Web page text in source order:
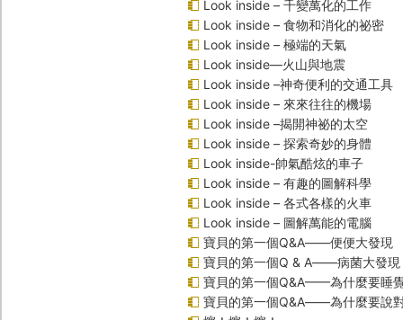
Look inside – 千變萬化的工作
Look inside – 食物和消化的祕密
Look inside – 極端的天氣
Look inside—火山與地震
Look inside –神奇便利的交通工具
Look inside – 來來往往的機場
Look inside –揭開神祕的太空
Look inside – 探索奇妙的身體
Look inside-帥氣酷炫的車子
Look inside – 有趣的圖解科學
Look inside – 各式各樣的火車
Look inside – 圖解萬能的電腦
寶貝的第一個Q&A――便便大發現
寶貝的第一個Q & A――病菌大發現
寶貝的第一個Q&A——為什麼要睡
寶貝的第一個Q&A――為什麼要說